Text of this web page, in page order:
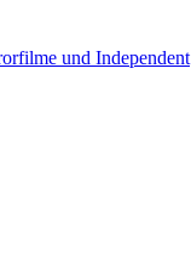
und Independent